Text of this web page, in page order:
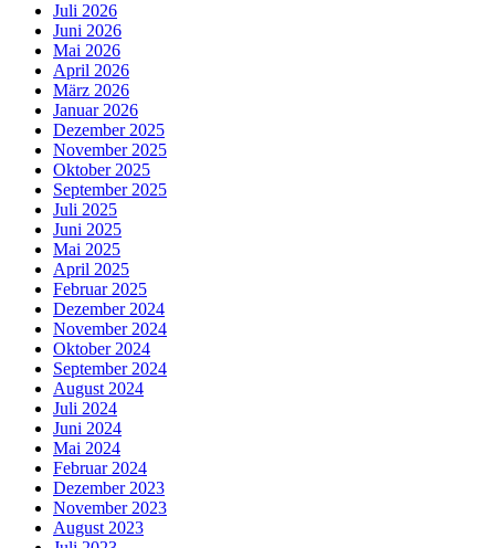
Juli 2026
Juni 2026
Mai 2026
April 2026
März 2026
Januar 2026
Dezember 2025
November 2025
Oktober 2025
September 2025
Juli 2025
Juni 2025
Mai 2025
April 2025
Februar 2025
Dezember 2024
November 2024
Oktober 2024
September 2024
August 2024
Juli 2024
Juni 2024
Mai 2024
Februar 2024
Dezember 2023
November 2023
August 2023